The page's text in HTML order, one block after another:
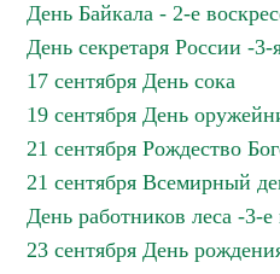
День Байкала - 2-е
День секретаря России -3-
17 сентября День сока
19 сентября День
21 сентября Рождество
21 сентября Всемирный
День работников леса -3-е
23 сентября День